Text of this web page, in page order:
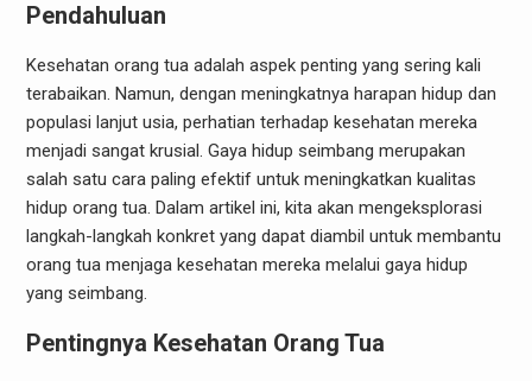
Pendahuluan
Kesehatan orang tua adalah aspek penting yang sering kali
terabaikan. Namun, dengan meningkatnya harapan hidup dan
populasi lanjut usia, perhatian terhadap kesehatan mereka
menjadi sangat krusial. Gaya hidup seimbang merupakan
salah satu cara paling efektif untuk meningkatkan kualitas
hidup orang tua. Dalam artikel ini, kita akan mengeksplorasi
langkah-langkah konkret yang dapat diambil untuk membantu
orang tua menjaga kesehatan mereka melalui gaya hidup
yang seimbang.
Pentingnya Kesehatan Orang Tua